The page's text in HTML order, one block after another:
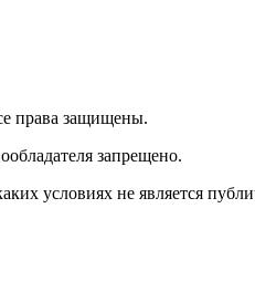
права защищены.
запрещено.
условиях не является